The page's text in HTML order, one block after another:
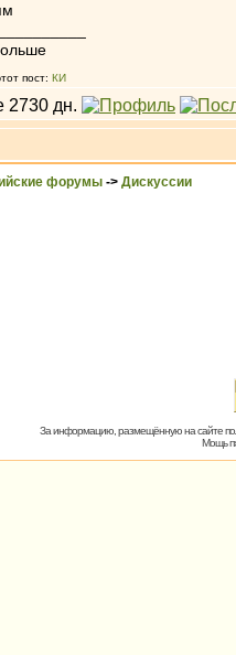
пост: КИ
форумы -> Дискуссии
За информацию, размещённую на сайте
Мощь